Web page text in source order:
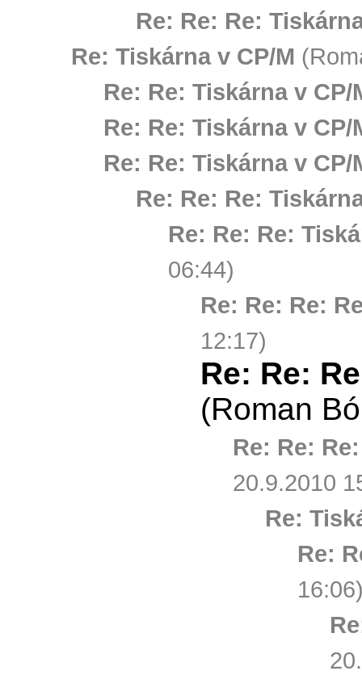
Re: Re: Re:
Re: Tiskárna v CP/M
Re: Re: Tiskárna v CP/
Re: Re: Tiskárna v CP/
Re: Re: Tiskárna v CP/
Re: Re: Re:
Re: Re: Re:
06:44)
Re: Re: Re:
12:17)
Re: Re:
(Roman
Re: Re:
20.9.2010
Re:
Re: